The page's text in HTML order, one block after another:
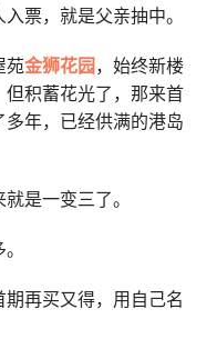
票，就是父亲抽中。
苑金狮花园 ，始终新楼
积蓄花光了，那来首
年，已经供满的港岛
是一变三了。
期再买又得，用自己名